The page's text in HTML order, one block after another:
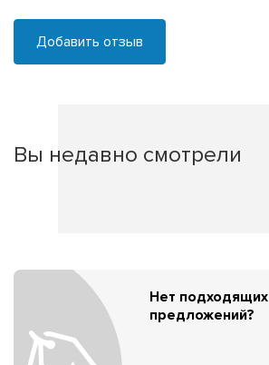
Добавить отзыв
Вы недавно смотрели
Нет подходящих
предложений?